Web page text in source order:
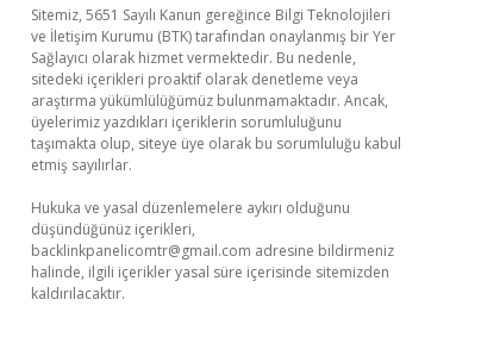
Sitemiz, 5651 Sayılı Kanun gereğince Bilgi Teknolojileri
ve İletişim Kurumu (BTK) tarafından onaylanmış bir Yer
Sağlayıcı olarak hizmet vermektedir. Bu nedenle,
sitedeki içerikleri proaktif olarak denetleme veya
araştırma yükümlülüğümüz bulunmamaktadır. Ancak,
üyelerimiz yazdıkları içeriklerin sorumluluğunu
taşımakta olup, siteye üye olarak bu sorumluluğu kabul
etmiş sayılırlar.
Hukuka ve yasal düzenlemelere aykırı olduğunu
düşündüğünüz içerikleri,
backlinkpanelicomtr@gmail.com adresine bildirmeniz
halinde, ilgili içerikler yasal süre içerisinde sitemizden
kaldırılacaktır.